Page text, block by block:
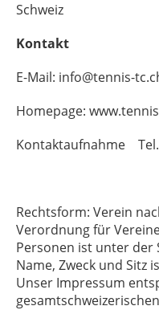
Schweiz
Kontakt
E-Mail: info@tennis-
Homepage:
Kontaktaufnahme Tel.
Rechtsform: Verein
Verordnung für
Personen ist unter der
Name, Zweck und Sitz
Unser Impressum